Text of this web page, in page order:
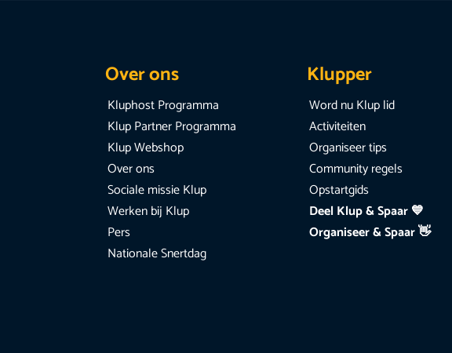
Over ons
Kluphost Programma
Klup Partner Programma
Klup Webshop
Over ons
Sociale missie Klup
Werken bij Klup
Pers
Nationale Snertdag
Klupper
Word nu Klup lid
Activiteiten
Organiseer tips
Community regels
Opstartgids
Deel Klup & Spaar 💙
Organiseer & Spaar 👋